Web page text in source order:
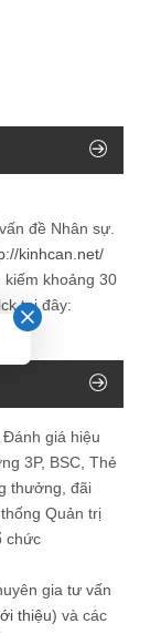
đề Nhân sự
kinhcan.net/
khoảng 30
tại đây:
giá hiệu
3P, BSC, Thẻ
thưởng, đãi
Quản trị
chức
gia tư vấn
thiệu) và các